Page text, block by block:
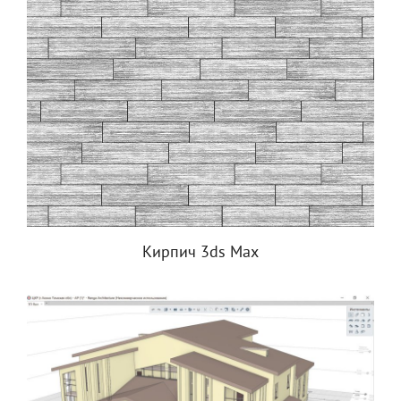
Кирпич 3ds Max